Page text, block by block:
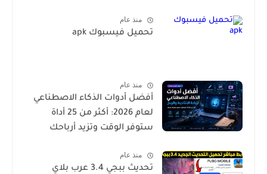
منذ عام
تحميل فيسبوك apk
منذ عام
أفضل أدوات الذكاء الاصطناعي
لعام 2026: أكثر من 25 أداة
ستوفر الوقت وتزيد أرباحك
منذ عام
تحديث ببجي 3.4 عرب بلاي